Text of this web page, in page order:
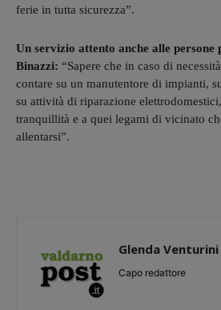
ferie in tutta sicurezza”.
Un servizio attento anche alle persone
Binazzi: “Sapere che in caso di
contare su un manutentore di impianti,
su attività di riparazione
tranquillità e a quei legami di vicinato
allentarsi”.
Glenda Venturini
Capo redattore